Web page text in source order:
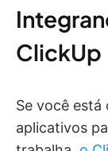
ClickUp
Se você
aplicativos